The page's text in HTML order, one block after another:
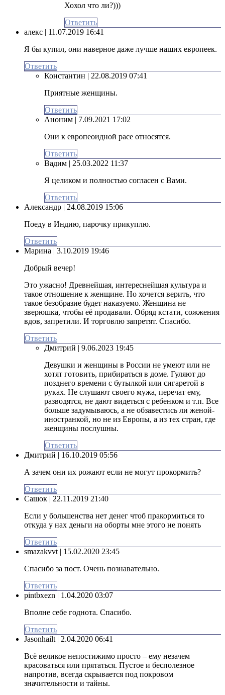
Хохол что ли?)))
Ответить
алекс | 11.07.2019 16:41
Я бы купил, они наверное даже лучше наших европеек.
Ответить
Константин | 22.08.2019 07:41
Приятные женщины.
Ответить
Аноним | 7.09.2021 17:02
Они к европеоидной расе относятся.
Ответить
Вадим | 25.03.2022 11:37
Я целиком и полностью согласен с Вами.
Ответить
Александр | 24.08.2019 15:06
Поеду в Индию, парочку прикуплю.
Ответить
Марина | 3.10.2019 19:46
Добрый вечер!
Это ужасно! Древнейшая, интереснейшая культура и
такое отношение к женщине. Но хочется верить, что
такое безобразие будет наказуемо. Женщина не
зверюшка, чтобы её продавали. Обряд кстати, сожжения
вдов, запретили. И торговлю запретят. Спасибо.
Ответить
Дмитрий | 9.06.2023 19:45
Девушки и женщины в России не умеют или не
хотят готовить, прибираться в доме. Гуляют до
позднего времени с бутылкой или сигаретой в
руках. Не слушают своего мужа, перечат ему,
разводятся, не дают видеться с ребенком и т.п. Все
больше задумываюсь, а не обзавестись ли женой-
иностранкой, но не из Европы, а из тех стран, где
женщины послушны.
Ответить
Дмитрий | 16.10.2019 05:56
А зачем они их рожают если не могут прокормить?
Ответить
Сашок | 22.11.2019 21:40
Если у большенства нет денег чтоб пракормиться то
откуда у нах деньги на оборты мне этого не понять
Ответить
smazakvvt | 15.02.2020 23:45
Спасибо за пост. Очень познавательно.
Ответить
pintbxezn | 1.04.2020 03:07
Вполне себе годнота. Спасибо.
Ответить
Jasonhailt | 2.04.2020 06:41
Всё великое непостижимо просто – ему незачем
красоваться или прятаться. Пустое и бесполезное
напротив, всегда скрывается под покровом
значительности и тайны.